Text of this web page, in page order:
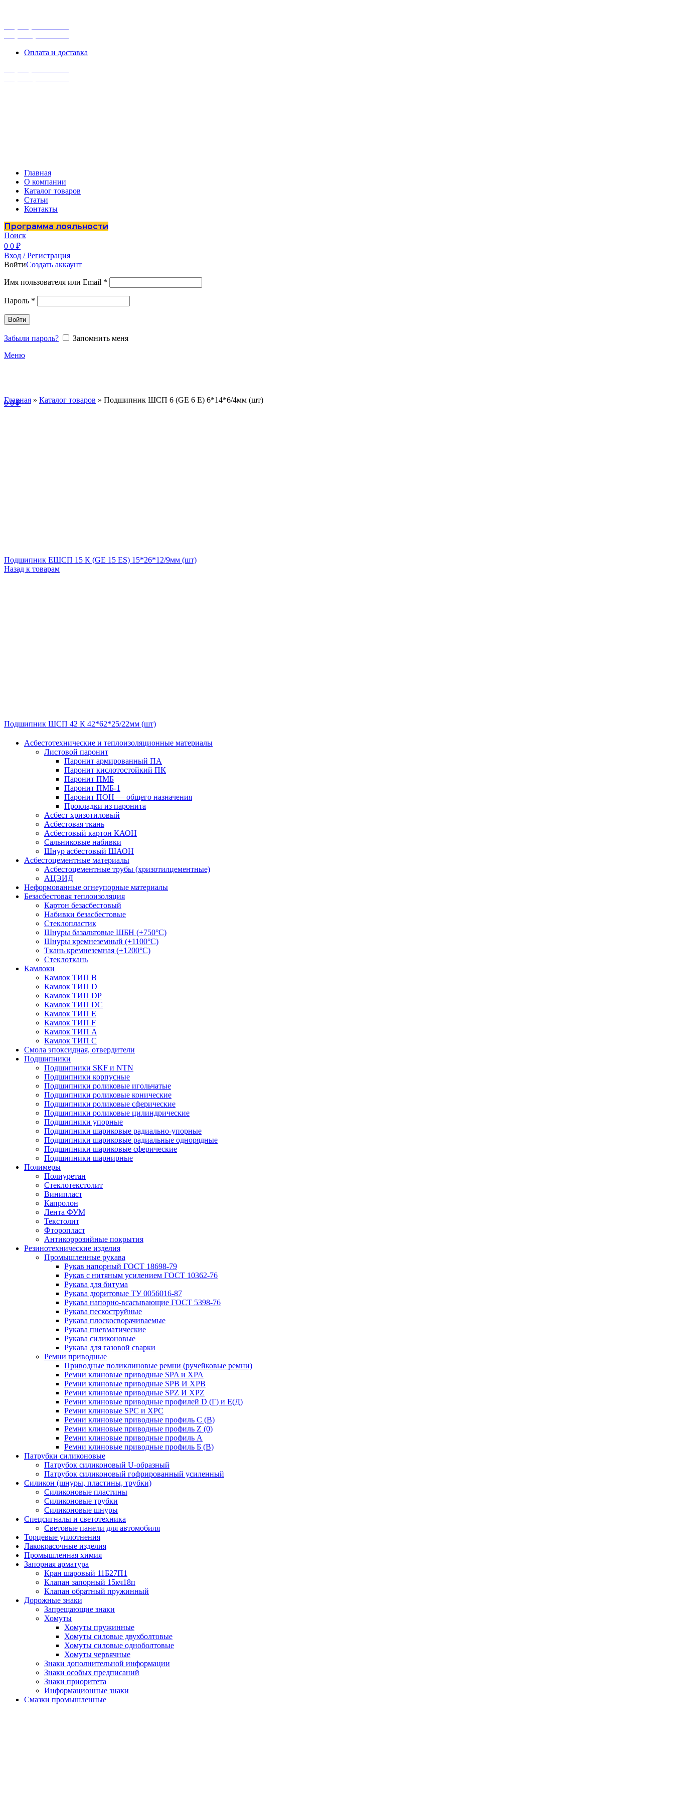
Оплата и доставка
Главная
О компании
Каталог товаров
Статьи
Контакты
Программа лояльности
Поиск
0 0 ₽
Вход / Регистрация
ВойтиСоздать аккаунт
Имя пользователя или Email *
Пароль *
Войти
Забыли пароль?
Запомнить меня
Меню
00₽
Главная » Каталог товаров » Подшипник ШСП 6 (GE 6 E) 6*14*6/4мм (шт)
Подшипник ЕШСП 15 К (GE 15 ES) 15*26*12/9мм (шт)
Назад к товарам
Подшипник ШСП 42 К 42*62*25/22мм (шт)
Асбестотехнические и теплоизоляционные материалы
Листовой паронит
Паронит армированный ПА
Паронит кислотостойкий ПК
Паронит ПМБ
Паронит ПМБ-1
Паронит ПОН — общего назначения
Прокладки из паронита
Асбест хризотиловый
Асбестовая ткань
Асбестовый картон КАОН
Сальниковые набивки
Шнур асбестовый ШАОН
Асбестоцементные материалы
Асбестоцементные трубы (хризотилцементные)
АЦЭИД
Неформованные огнеупорные материалы
Безасбестовая теплоизоляция
Картон безасбестовый
Набивки безасбестовые
Стеклопластик
Шнуры базальтовые ШБН (+750°С)
Шнуры кремнеземный (+1100°С)
Ткань кремнеземная (+1200°С)
Стеклоткань
Камлоки
Камлок ТИП B
Камлок ТИП D
Камлок ТИП DP
Камлок ТИП DС
Камлок ТИП E
Камлок ТИП F
Камлок ТИП А
Камлок ТИП С
Смола эпоксидная, отвердители
Подшипники
Подшипники SKF и NTN
Подшипники корпусные
Подшипники роликовые игольчатые
Подшипники роликовые конические
Подшипники роликовые сферические
Подшипники роликовые цилиндрические
Подшипники упорные
Подшипники шариковые радиально-упорные
Подшипники шариковые радиальные однорядные
Подшипники шариковые сферические
Подшипники шарнирные
Полимеры
Полиуретан
Стеклотекстолит
Винипласт
Капролон
Лента ФУМ
Текстолит
Фторопласт
Антикоррозийные покрытия
Резинотехнические изделия
Промышленные рукава
Рукав напорный ГОСТ 18698-79
Рукав с нитяным усилением ГОСТ 10362-76
Рукава для битума
Рукава дюритовые ТУ 0056016-87
Рукава напорно-всасывающие ГОСТ 5398-76
Рукава пескоструйные
Рукава плоскосворачиваемые
Рукава пневматические
Рукава силиконовые
Рукава для газовой сварки
Ремни приводные
Приводные поликлиновые ремни (ручейковые ремни)
Ремни клиновые приводные SPA и XPA
Ремни клиновые приводные SPB И XPB
Ремни клиновые приводные SPZ И XPZ
Ремни клиновые приводные профилей D (Г) и Е(Д)
Ремни клиновые SPC и XPC
Ремни клиновые приводные профиль C (В)
Ремни клиновые приводные профиль Z (0)
Ремни клиновые приводные профиль А
Ремни клиновые приводные профиль Б (B)
Патрубки силиконовые
Патрубок силиконовый U-образный
Патрубок силиконовый гофрированный усиленный
Силикон (шнуры, пластины, трубки)
Силиконовые пластины
Силиконовые трубки
Силиконовые шнуры
Спецсигналы и светотехника
Световые панели для автомобиля
Торцевые уплотнения
Лакокрасочные изделия
Промышленная химия
Запорная арматура
Кран шаровый 11Б27П1
Клапан запорный 15кч18п
Клапан обратный пружинный
Дорожные знаки
Запрещающие знаки
Хомуты
Хомуты пружинные
Хомуты силовые двухболтовые
Хомуты силовые одноболтовые
Хомуты червячные
Знаки дополнительной информации
Знаки особых предписаний
Знаки приоритета
Информационные знаки
Смазки промышленные